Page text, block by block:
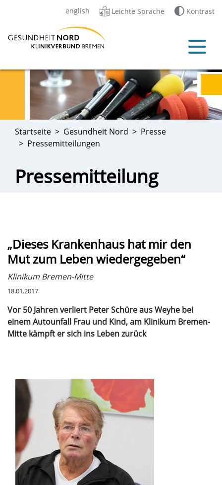
english Leichte Sprache Kontrast
Startseite Gesundheit Nord
Presse
Pressemitteilungen
Pressemitteilung
„Dieses Krankenhaus hat mir den
Mut zum Leben wiedergegeben“
Klinikum Bremen-Mitte
18.01.2017
Vor 50 Jahren verliert Peter Schüre aus Weyhe bei
einem Autounfall Frau und Kind, am Klinikum Bremen-
Mitte kämpft er sich ins Leben zurück